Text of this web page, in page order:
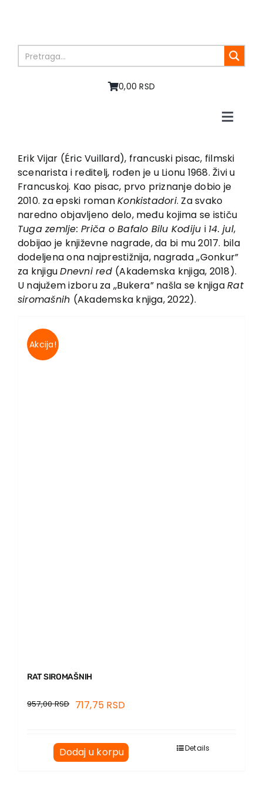
0,00 RSD
Toggle
O nama
Knjige
U pripremi
Akcija
Autori
Vesti
EU PROJEKTI
Kontakt
Erik Vijar (Éric Vuillard), francuski pisac, filmski
scenarista i reditelj, rođen je u Lionu 1968. Živi u
Francuskoj. Kao pisac, prvo pri­znanje dobio je
2010. za epski romanKonkista­dori. Za svako
naredno objavljeno delo, među kojima se ističu
Tuga zemlje: Priča o Bafalo Bilu Kodiju i 14. jul,
dobijao je književne nagrade, da bi mu 2017. bila
dodeljena ona najprestižnija, nagrada ,,Gonkur”
za knjiguDnevni red (Aka­demska knjiga, 2018).
U najužem izboru za ,,Bukera” našla se knjigaRat
siromašnih (Aka­demska knjiga, 2022).
Akcija!
RAT SIROMAŠNIH
957,00RSD 717,75 RSD
Dodaj u korpu Details